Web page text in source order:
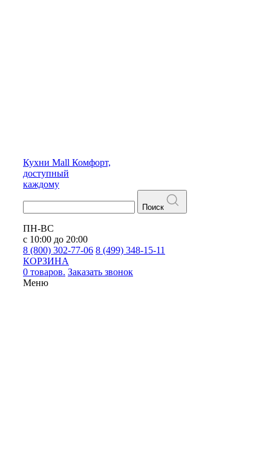
Кухни Mall Комфорт,
доступный
каждому
Поиск
ПН-ВС
с 10:00 до 20:00
8 (800) 302-77-06 8 (499) 348-15-11
КОРЗИНА
0 товаров. Заказать звонок
Меню